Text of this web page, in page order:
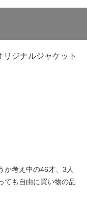
ジナルジャケット
か考え中の46才、3人
ても自由に買い物の品